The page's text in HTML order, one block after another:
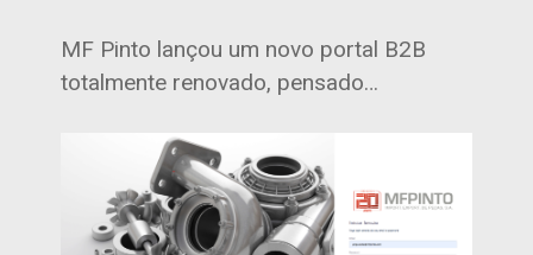
MF Pinto lançou um novo portal B2B
totalmente renovado, pensado…